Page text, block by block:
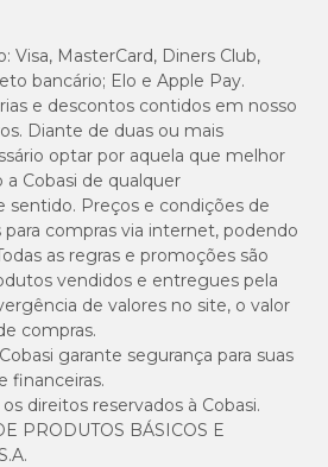
Visa, MasterCard, Diners Club,
bancário; Elo e Apple Pay.
e descontos contidos em nosso
Diante de duas ou mais
optar por aquela que melhor
Cobasi de qualquer
sentido. Preços e condições de
compras via internet, podendo
as regras e promoções são
vendidos e entregues pela
de valores no site, o valor
compras.
garante segurança para suas
financeiras.
direitos reservados à Cobasi.
PRODUTOS BÁSICOS E